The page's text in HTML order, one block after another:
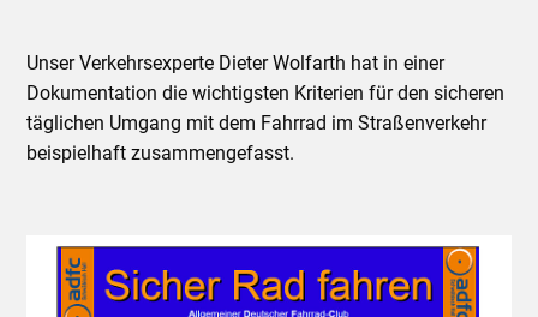
Unser Verkehrsexperte Dieter Wolfarth hat in einer
Dokumentation die wichtigsten Kriterien für den sicheren
täglichen Umgang mit dem Fahrrad im Straßenverkehr
beispielhaft zusammengefasst.